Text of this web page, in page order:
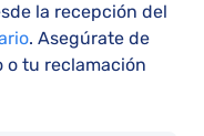
la recepción del
. Asegúrate de
o tu reclamación